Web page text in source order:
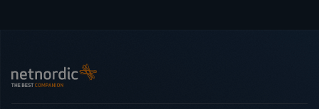
NetNordic Norway